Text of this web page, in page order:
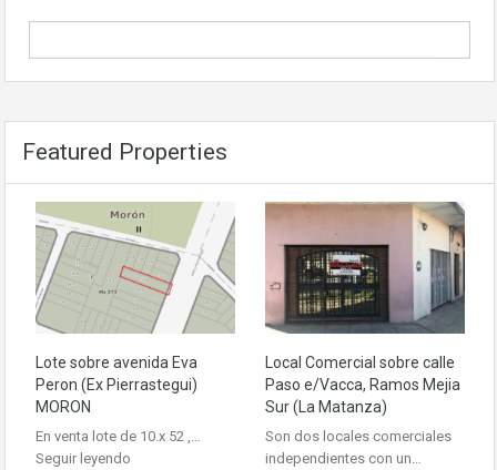
Featured Properties
Lote sobre avenida Eva
Peron (Ex Pierrastegui)
MORON
En venta lote de 10.x 52 ,…
Seguir leyendo
Local Comercial sobre calle
Paso e/Vacca, Ramos Mejia
Sur (La Matanza)
Son dos locales comerciales
independientes con un…